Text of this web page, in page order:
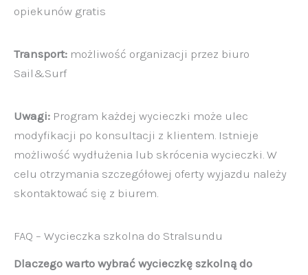
opiekunów gratis
Transport: możliwość organizacji przez biuro
Sail&Surf
Uwagi: Program każdej wycieczki może ulec
modyfikacji po konsultacji z klientem. Istnieje
możliwość wydłużenia lub skrócenia wycieczki. W
celu otrzymania szczegółowej oferty wyjazdu należy
skontaktować się z biurem.
FAQ – Wycieczka szkolna do Stralsundu
Dlaczego warto wybrać wycieczkę szkolną do